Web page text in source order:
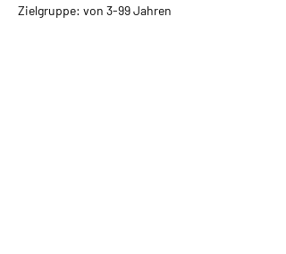
Zielgruppe: von 3-99 Jahren